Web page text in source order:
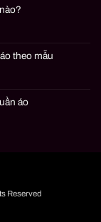
theo mẫu
áo
Reserved